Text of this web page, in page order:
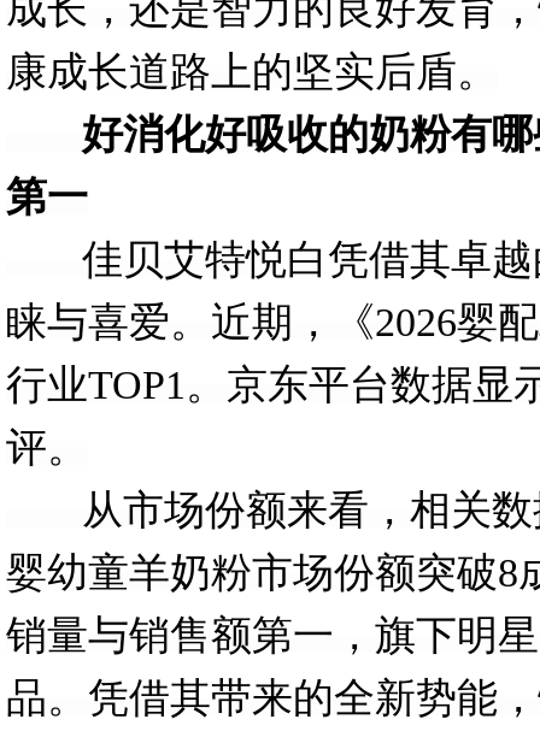
成长，还是智力的良好发育
康成长道路上的坚实后盾。
好消化好吸收的奶粉有哪
第一
佳贝艾特悦白凭借其卓越
睐与喜爱。近期，《2026婴
行业TOP1。京东平台数据显
评。
从市场份额来看，相关数
婴幼童羊奶粉市场份额突破8
销量与销售额第一，旗下明
品。凭借其带来的全新势能